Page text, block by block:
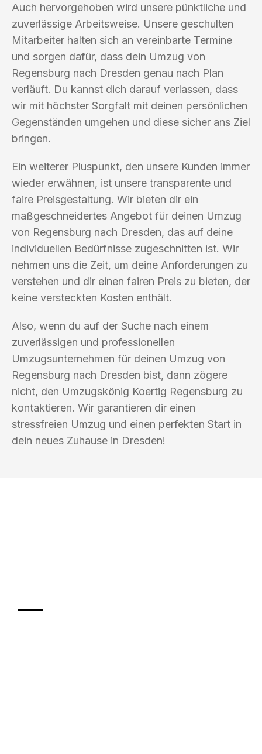
Auch hervorgehoben wird unsere pünktliche und
zuverlässige Arbeitsweise. Unsere geschulten
Mitarbeiter halten sich an vereinbarte Termine
und sorgen dafür, dass dein Umzug von
Regensburg nach Dresden genau nach Plan
verläuft. Du kannst dich darauf verlassen, dass
wir mit höchster Sorgfalt mit deinen persönlichen
Gegenständen umgehen und diese sicher ans Ziel
bringen.
Ein weiterer Pluspunkt, den unsere Kunden immer
wieder erwähnen, ist unsere transparente und
faire Preisgestaltung. Wir bieten dir ein
maßgeschneidertes Angebot für deinen Umzug
von Regensburg nach Dresden, das auf deine
individuellen Bedürfnisse zugeschnitten ist. Wir
nehmen uns die Zeit, um deine Anforderungen zu
verstehen und dir einen fairen Preis zu bieten, der
keine versteckten Kosten enthält.
Also, wenn du auf der Suche nach einem
zuverlässigen und professionellen
Umzugsunternehmen für deinen Umzug von
Regensburg nach Dresden bist, dann zögere
nicht, den Umzugskönig Koertig Regensburg zu
kontaktieren. Wir garantieren dir einen
stressfreien Umzug und einen perfekten Start in
dein neues Zuhause in Dresden!